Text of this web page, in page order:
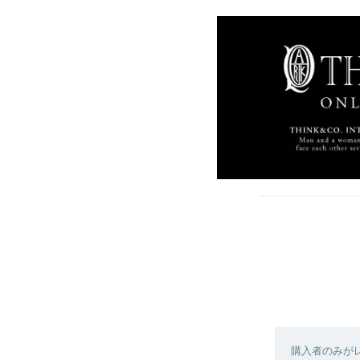
購入者のみが